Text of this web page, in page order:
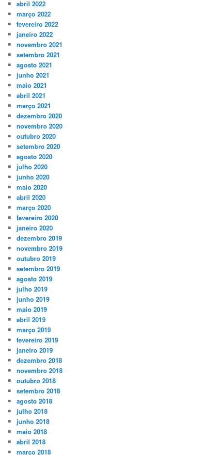
abril 2022
março 2022
fevereiro 2022
janeiro 2022
novembro 2021
setembro 2021
agosto 2021
junho 2021
maio 2021
abril 2021
março 2021
dezembro 2020
novembro 2020
outubro 2020
setembro 2020
agosto 2020
julho 2020
junho 2020
maio 2020
abril 2020
março 2020
fevereiro 2020
janeiro 2020
dezembro 2019
novembro 2019
outubro 2019
setembro 2019
agosto 2019
julho 2019
junho 2019
maio 2019
abril 2019
março 2019
fevereiro 2019
janeiro 2019
dezembro 2018
novembro 2018
outubro 2018
setembro 2018
agosto 2018
julho 2018
junho 2018
maio 2018
abril 2018
março 2018